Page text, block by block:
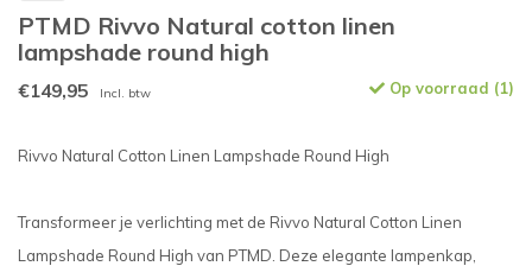
PTMD Rivvo Natural cotton linen
lampshade round high
€149,95 Incl. btw Op voorraad (1)
Rivvo Natural Cotton Linen Lampshade Round High
Transformeer je verlichting met de Rivvo Natural Cotton Linen
Lampshade Round High van PTMD. Deze elegante lampenkap,